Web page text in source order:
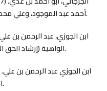
أحمد عبد الموجود، وعلي محمد معوض، تحقيق ط.1)، الكتب العلمية.
الواهية (إرشاد الحق الأثري، تحقيق ط.2)، إدارة العلوم الأثرية.
القاضي، تحقيق ط.1)، دار الكتب العلمية.